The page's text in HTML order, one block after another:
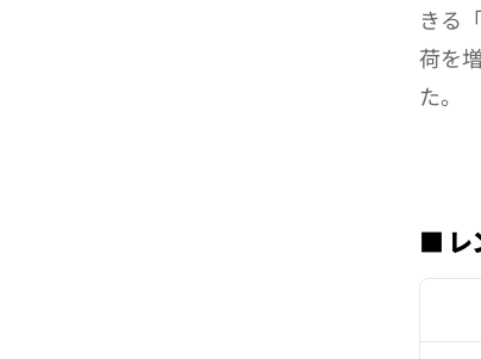
きる
荷を
た。
■ レ